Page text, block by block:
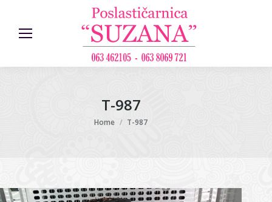
T-987
You are here:
Home T-987